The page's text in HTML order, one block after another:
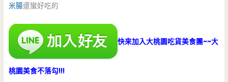
米腸還蠻好吃的
快來加入大桃園吃貨美食團~~大
桃園美食不落勾!!!